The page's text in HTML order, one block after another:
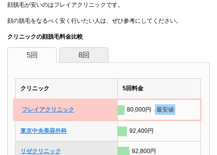
顔脱毛が安いのはフレイアクリニックです。
顔の脱毛をなるべく安く行いたい人は、ぜひ参考にしてください。
クリニックの顔脱毛料金比較
5回 8回
クリニック 5回料金
フレイアクリニック 80,000円 最安値
東京中央美容外科 92,400円
リゼクリニック 92,800円